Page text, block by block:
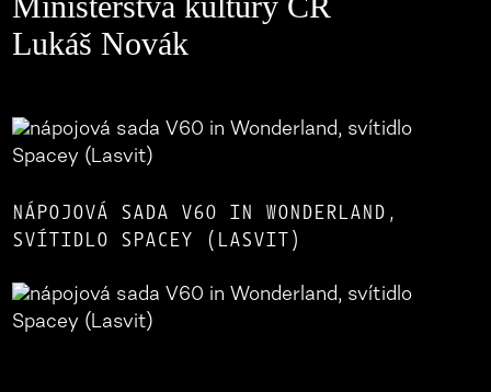
Lukáš Novák
NÁPOJOVÁ SADA V60 IN WONDERLAND,
SVÍTIDLO SPACEY (LASVIT)